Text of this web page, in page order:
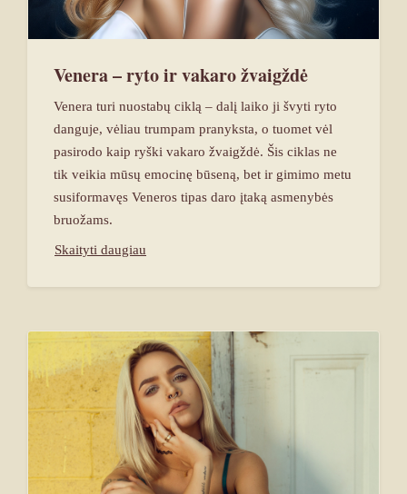
Venera – ryto ir vakaro žvaigždė
Venera turi nuostabų ciklą – dalį laiko ji švyti ryto
danguje, vėliau trumpam pranyksta, o tuomet vėl
pasirodo kaip ryški vakaro žvaigždė. Šis ciklas ne
tik veikia mūsų emocinę būseną, bet ir gimimo metu
susiformavęs Veneros tipas daro įtaką asmenybės
bruožams.
Skaityti daugiau